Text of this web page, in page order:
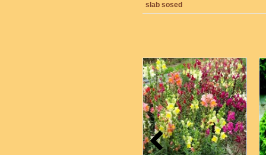
slab sosed
2